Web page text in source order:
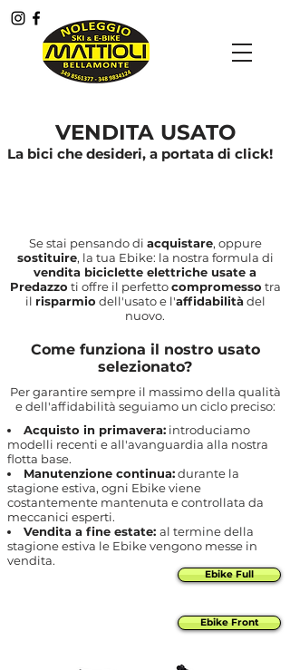
VENDITA USATO
La bici che desideri, a portata di click!
Se stai pensando di acquistare, oppure
sostituire, la tua Ebike: la nostra formula di
vendita biciclette elettriche usate a
Predazzo ti offre il perfettocompromesso tra
il risparmio dell'usato e l'affidabilitàdel
nuovo.
Come funziona il nostro usato
selezionato?
Per garantire sempre il massimo della qualità
e dell'affidabilità seguiamo un ciclo preciso:
Acquisto in primavera: introduciamo
modelli recenti e all'avanguardia alla nostra
flotta base.
Manutenzione continua:durante la
stagione estiva, ogni Ebike viene
costantemente mantenuta e controllata da
meccanici esperti.
Vendita a fine estate: al termine della
stagione estiva le Ebike vengono messe in
vendita.
Ebike Full
Ebike Front